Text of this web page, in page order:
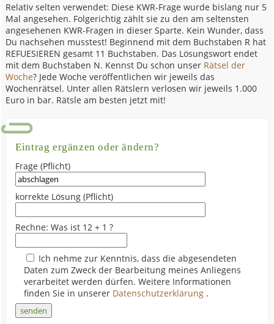
Relativ selten verwendet: Diese KWR-Frage wurde bislang nur 5
Mal angesehen. Folgerichtig zählt sie zu den am seltensten
angesehenen KWR-Fragen in dieser Sparte. Kein Wunder, dass
Du nachsehen musstest! Beginnend mit dem Buchstaben R hat
REFUESIEREN gesamt 11 Buchstaben. Das Lösungswort endet
mit dem Buchstaben N. Kennst Du schon unser Rätsel der
Woche? Jede Woche veröffentlichen wir jeweils das
Wochenrätsel. Unter allen Rätslern verlosen wir jeweils 1.000
Euro in bar. Rätsle am besten jetzt mit!
Eintrag ergänzen oder ändern?
Frage (Pflicht)
korrekte Lösung (Pflicht)
Rechne: Was ist 12 + 1 ?
Ich nehme zur Kenntnis, dass die abgesendeten
Daten zum Zweck der Bearbeitung meines Anliegens
verarbeitet werden dürfen. Weitere Informationen
finden Sie in unserer Datenschutzerklärung .